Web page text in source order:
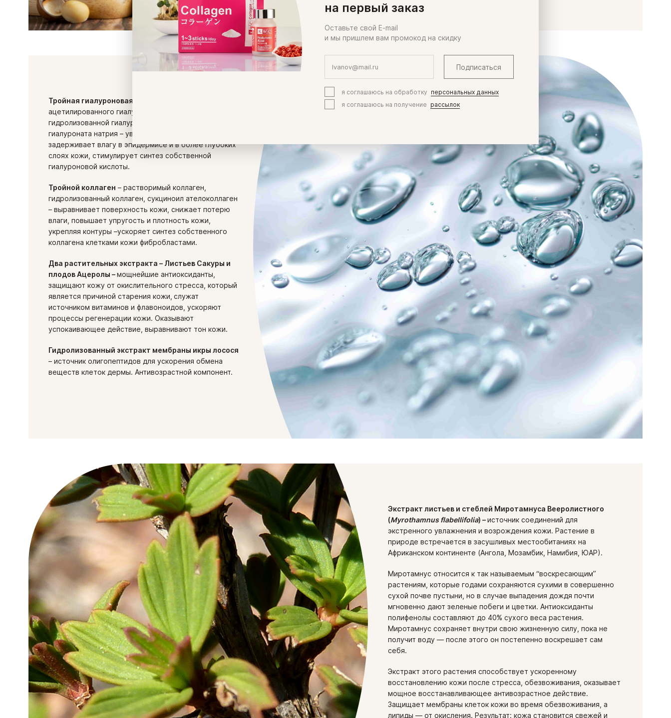
Тройная гиалуроновая кислота
ацетилированного гиалуроната натрия,
гидролизованной гиалуроновой кислоты и
гиалуроната натрия – увлажняет кожу снаружи,
задерживает влагу в эпидермисе и в более глубоких
слоях кожи, стимулирует синтез собственной
гиалуроновой кислоты.
Тройной коллаген – растворимый коллаген,
гидролизованный коллаген, сукциноил ателоколлаген
– выравнивает поверхность кожи, снижает потерю
влаги, повышает упругость и плотность кожи,
укрепляя контуры –ускоряет синтез собственного
коллагена клетками кожи фибробластами.
Два растительных экстракта – Листьев Сакуры и
плодов Ацеролы –мощнейшие антиоксиданты,
защищают кожу от окислительного стресса, который
является причиной старения кожи, служат
источником витаминов и флавоноидов, ускоряют
процессы регенерации кожи. Оказывают
успокаивающее действие, выравнивают тон кожи.
Гидролизованный экстракт мембраны икры лосося
– источник олигопептидов для ускорения обмена
веществ клеток дермы. Антивозрастной компонент.
Экстракт листьев и стеблей Миротамнуса Вееролистного
(Myrothamnus flabellifolia) –источник соединений для
экстренного увлажнения и возрождения кожи. Растение в
природе встречается в засушливых местообитаниях на
Африканском континенте (Ангола, Мозамбик, Намибия, ЮАР).
Миротамнус относится к так называемым “воскресающим”
растениям, которые годами сохраняются сухими в совершенно
сухой почве пустыни, но в случае выпадения дождя почти
мгновенно дают зеленые побеги и цветки. Антиоксиданты
полифенолы составляют до 40% сухого веса растения.
Миротамнус сохраняет внутри свою жизненную силу, пока не
получит воду — после этого он постепенно воскрешает сам
себя.
Экстракт этого растения способствует ускоренному
восстановлению кожи после стресса, обезвоживания, оказывает
мощное восстанавливающее антивозрастное действие.
Защищает мембраны клеток кожи во время обезвоживания, а
липиды — от окисления. Результат: кожа становится свежей и
на первый заказ
Оставьте свой E-mail
и мы пришлем вам промокод на скидку
Подписаться
я соглашаюсь на обработку персональных данных
я соглашаюсь на получение рассылок